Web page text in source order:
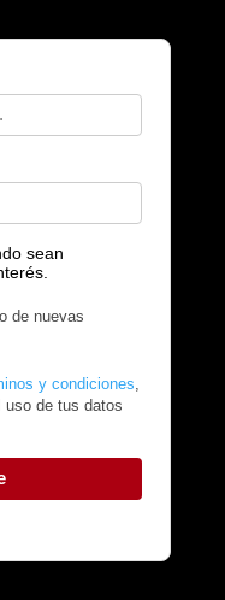
sean
de nuevas
y condiciones
de tus datos